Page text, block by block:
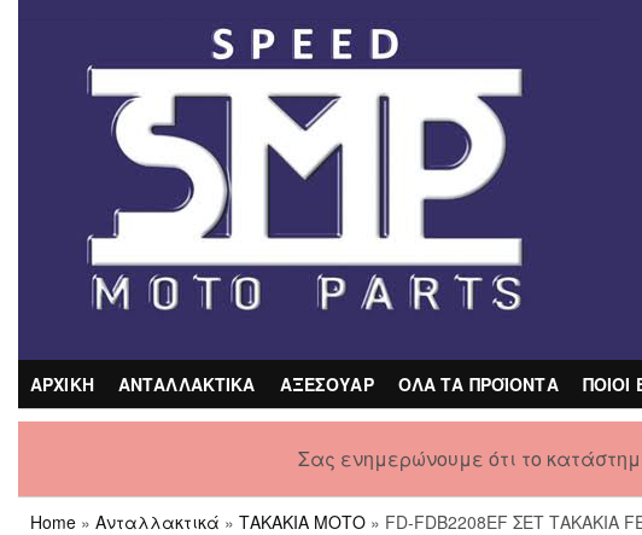
ΑΡΧΙΚΗ ΑΝΤΑΛΛΑΚΤΙΚΑ ΑΞΕΣΟΥΑΡ ΟΛΑ ΤΑ ΠΡΟΪΟΝΤΑ ΠΟΙΟΙ
Σας ενημερώνουμε ότι το
Home » Ανταλλακτικά » ΤΑΚΑΚΙΑ ΜΟΤΟ » FD-FDB2208EF ΣΕΤ ΤΑΚΑΚΙΑ